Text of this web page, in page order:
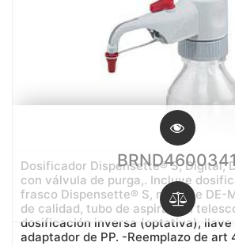
Dosificador Dispensette® S, Digital,
con válvula de purga,. Incluye
frasco Dispensette® S, marcaje DE-
de calidad, tubo de aspiración
dosificación inversa (optativa), llave
adaptador de PP. -Reemplazo de art